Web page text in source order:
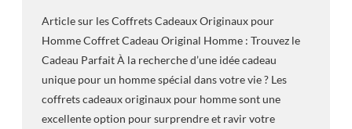
Article sur les Coffrets Cadeaux Originaux pour
Homme Coffret Cadeau Original Homme : Trouvez le
Cadeau Parfait À la recherche d’une idée cadeau
unique pour un homme spécial dans votre vie ? Les
coffrets cadeaux originaux pour homme sont une
excellente option pour surprendre et ravir votre